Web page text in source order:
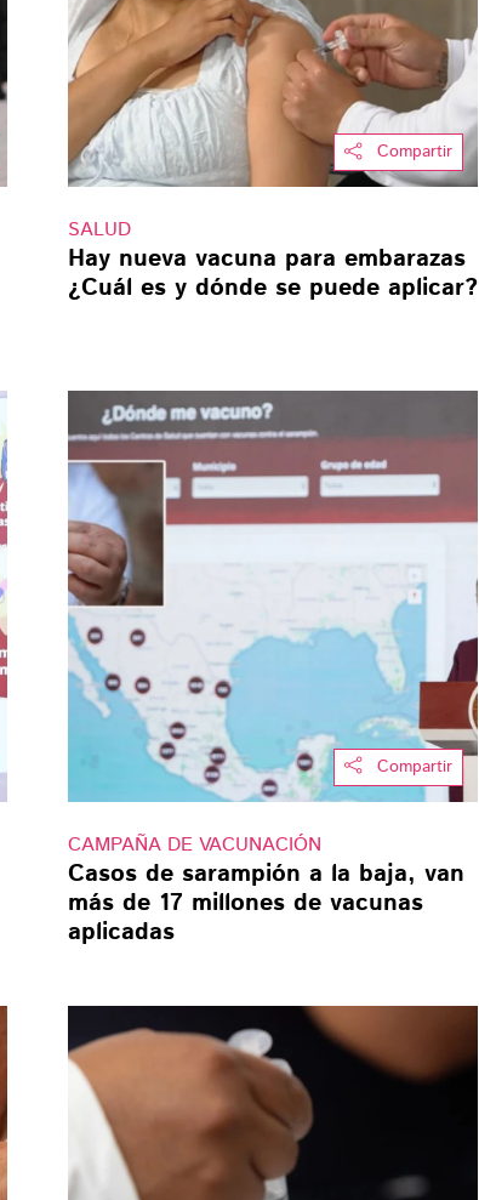
Compartir
SALUD
Hay nueva vacuna para embarazas
¿Cuál es y dónde se puede aplicar?
Compartir
CAMPAÑA DE VACUNACIÓN
Casos de sarampión a la baja, van
más de 17 millones de vacunas
aplicadas